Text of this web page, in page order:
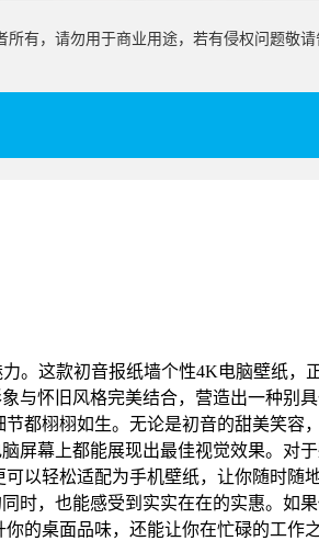
有，请勿用于商业用途，若有侵权问题敬
。这款初音报纸墙个性4K电脑壁纸，
与怀旧风格完美结合，营造出一种别
都栩栩如生。无论是初音的甜美笑容
屏幕上都能展现出最佳视觉效果。对
以轻松适配为手机壁纸，让你随时随
时，也能感受到实实在在的实惠。如
的桌面品味，还能让你在忙碌的工作